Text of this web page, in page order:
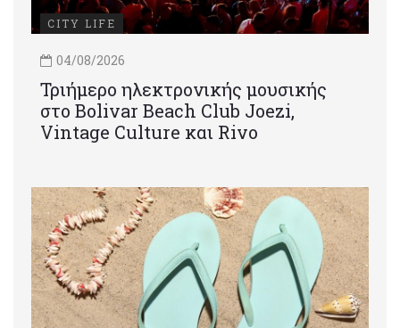
CITY LIFE
04/08/2026
Τριήμερο ηλεκτρονικής μουσικής
στο Bolivar Beach Club Joezi,
Vintage Culture και Rivo